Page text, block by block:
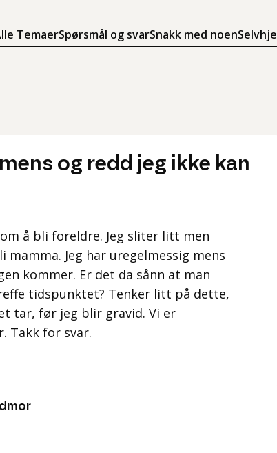
TemaerSpørsmål og svarSnakk med noen
og redd jeg ikke kan
å bli foreldre. Jeg sliter litt men
Jeg har uregelmessig mens
kommer. Er det da sånn at man
tidspunktet? Tenker litt på dette,
tar, før jeg blir gravid. Vi er
Takk for svar.